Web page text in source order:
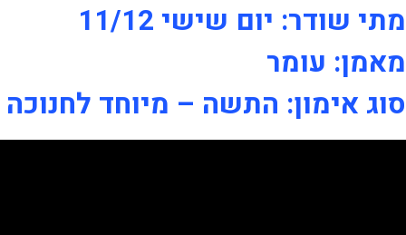
מתי שודר: יום שישי 11/12
מאמן: עומר
סוג אימון: התשה – מיוחד לחנוכה